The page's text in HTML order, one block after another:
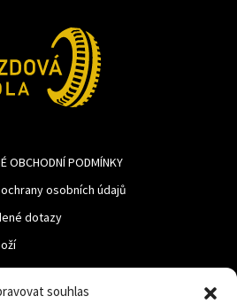
souhlas
OBCHODNÍ PODMÍNKY
osobních údajů
dotazy